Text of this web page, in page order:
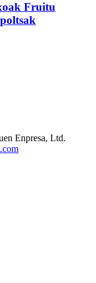
Fruitu
Enpresa, Ltd.